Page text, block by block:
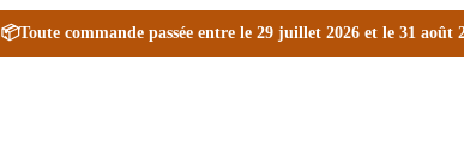
📦Toute commande passée entre le 29 juillet 2026 et le 31